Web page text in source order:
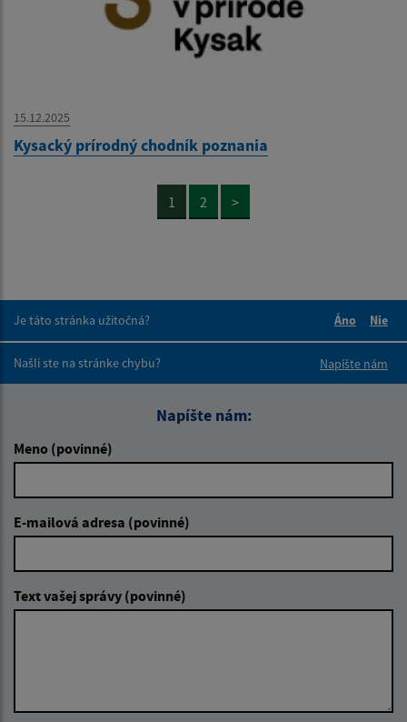
15.12.2025
Kysacký prírodný chodník poznania
1 2 >
Je táto stránka užitočná?
Áno
Nie
Našli ste na stránke chybu?
Napíšte nám
Napíšte nám:
Meno (povinné)
E-mailová adresa (povinné)
Text vašej správy (povinné)